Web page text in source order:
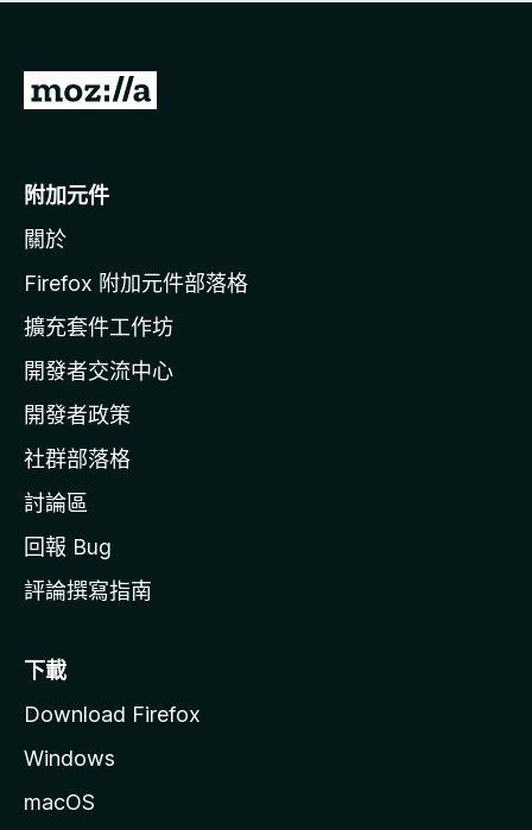
有
前
o
i
l
a
官
網
附加元件
關於
Firefox 附加元件部落格
擴充套件工作坊
開發者交流中心
開發者政策
社群部落格
討論區
回報 Bug
評論撰寫指南
下載
Download Firefox
Windows
macOS